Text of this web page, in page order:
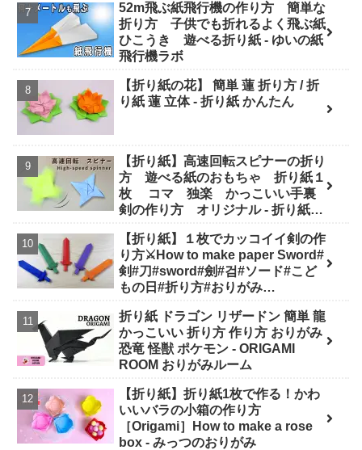
52m飛ぶ紙飛行機の作り方 簡単な
折り方 子供でも折れるよく飛ぶ紙
ひこうき 遊べる折り紙 - ゆいの紙
飛行機ラボ
【折り紙の花】 簡単 蓮 折り方 / 折
り紙 蓮 立体 - 折り紙 かんたん
【折り紙】高速回転スピナーの折り
方 遊べる紙のおもちゃ 折り紙１
枚 コマ 独楽 かっこいい手裏
剣の作り方 オリジナル - 折り紙図
【折り紙】１枚でカッコイイ剣の作
り方⚔How to make paper Sword#
剣#刀#sword#劍#검#ソード#こど
もの日#折り方#おりがみ
- Origami hana's channel
折り紙 ドラゴン リザードン 簡単 龍
かっこいい 折り方 作り方 おりがみ
恐竜 怪獣 ポケモン - ORIGAMI
ROOM おりがみルーム
【折り紙】折り紙1枚で作る！かわ
いいバラの小箱の作り方
［Origami］How to make a rose
box - みっつのおりがみ